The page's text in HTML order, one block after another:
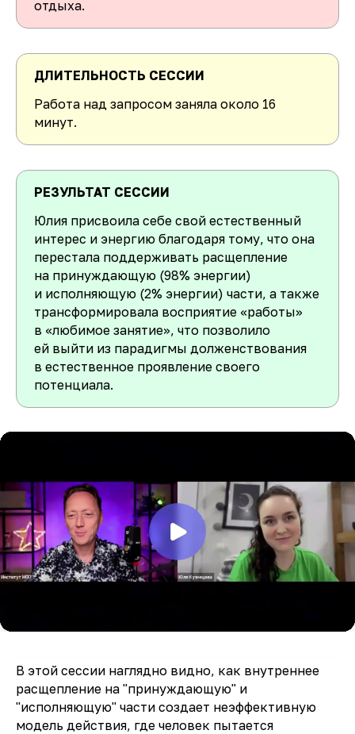
отдыха.
ДЛИТЕЛЬНОСТЬ СЕССИИ
Работа над запросом заняла около 16
минут.
РЕЗУЛЬТАТ СЕССИИ
Юлия присвоила себе свой естественный
интерес и энергию благодаря тому, что она
перестала поддерживать расщепление
на принуждающую (98% энергии)
и исполняющую (2% энергии) части, а также
трансформировала восприятие «работы»
в «любимое занятие», что позволило
ей выйти из парадигмы долженствования
в естественное проявление своего
потенциала.
В этой сессии наглядно видно, как внутреннее
расщепление на "принуждающую" и
"исполняющую" части создает неэффективную
модель действия, где человек пытается